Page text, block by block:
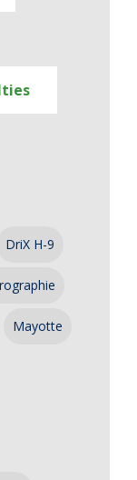
DriX H-9
Mayotte